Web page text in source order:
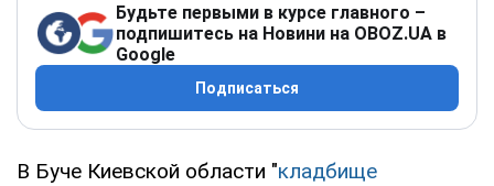
Будьте первыми в курсе главного –
подпишитесь на Новини на OBOZ.UA в
Google
Подписаться
В Буче Киевской области "кладбище